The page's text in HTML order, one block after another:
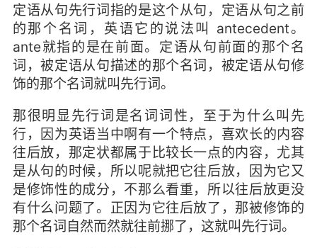
定语从句先行词指的是这个从句，定语从句之前
的那个名词，英语它的说法叫 antecedent。
ante就指的是在前面。定语从句前面的那个名
词，被定语从句描述的那个名词，被定语从句修
饰的那个名词就叫先行词。
那很明显先行词是名词词性，至于为什么叫先
行，因为英语当中啊有一个特点，喜欢长的内容
往后放，那定状都属于比较长一点的内容，尤其
是从句的时候，所以呢就把它往后放，因为它又
是修饰性的成分，不那么看重，所以往后放更没
有什么问题了。正因为它往后放了，那被修饰的
那个名词自然而然就往前挪了，这就叫先行词。